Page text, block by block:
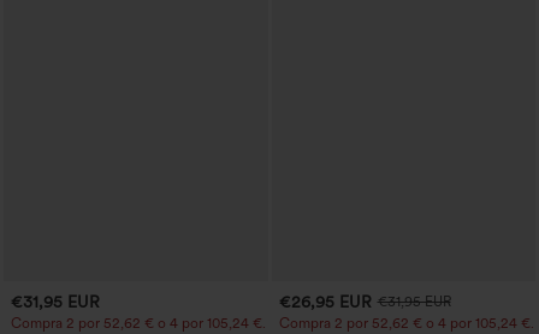
€31,95 EUR
Compra 2 por 52,62 € o 4 por 105,24 €.
€26,95 EUR €31,95 EUR
Compra 2 por 52,62 € o 4 por 105,24 €.